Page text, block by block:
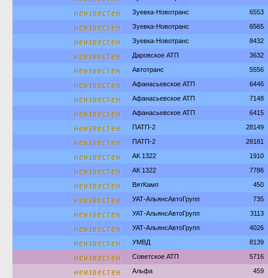
неизвестен Зуевка-Новотранс 6553
неизвестен Зуевка-Новотранс 6565
неизвестен Зуевка-Новотранс 8432
неизвестен Даровское АТП 3632
неизвестен Автотранс 5556
неизвестен Афанасьевское АТП 6446
неизвестен Афанасьевское АТП 7148
неизвестен Афанасьевское АТП 6415
неизвестен ПАТП-2 28149
неизвестен ПАТП-2 28181
неизвестен АК 1322 1910
неизвестен АК 1322 7786
неизвестен ВятКамп 450
неизвестен УАТ-АльянсАвтоГрупп 735
неизвестен УАТ-АльянсАвтоГрупп 3113
неизвестен УАТ-АльянсАвтоГрупп 4026
неизвестен УМВД 8139
неизвестен Советское АТП 5716
неизвестен Альфа 459